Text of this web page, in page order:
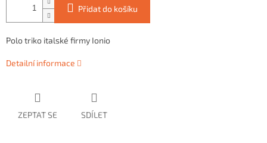
Přidat do košíku
Polo triko italské firmy Ionio
Detailní informace
ZEPTAT SE SDÍLET